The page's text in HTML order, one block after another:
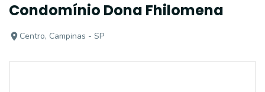
Condomínio Dona Fhilomena
Centro, Campinas - SP